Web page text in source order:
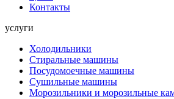
Контакты
услуги
Холодильники
Стиральные машины
Посудомоечные машины
Сушильные машины
Морозильники и морозильные